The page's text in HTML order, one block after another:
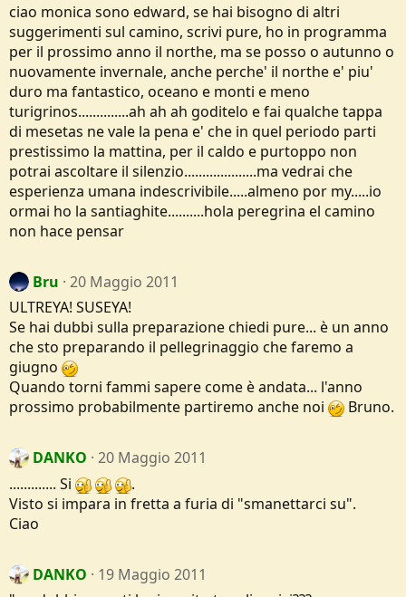
ciao monica sono edward, se hai bisogno di altri
suggerimenti sul camino, scrivi pure, ho in programma
per il prossimo anno il northe, ma se posso o autunno o
nuovamente invernale, anche perche' il northe e' piu'
duro ma fantastico, oceano e monti e meno
turigrinos..............ah ah ah goditelo e fai qualche tappa
di mesetas ne vale la pena e' che in quel periodo parti
prestissimo la mattina, per il caldo e purtoppo non
potrai ascoltare il silenzio....................ma vedrai che
esperienza umana indescrivibile.....almeno por my.....io
ormai ho la santiaghite..........hola peregrina el camino
non hace pensar
Bru
20 Maggio 2011
ULTREYA! SUSEYA!
Se hai dubbi sulla preparazione chiedi pure... è un anno
che sto preparando il pellegrinaggio che faremo a
giugno
Quando torni fammi sapere come è andata... l'anno
prossimo probabilmente partiremo anche noi
Bruno.
DANKO
20 Maggio 2011
............. Si
.
Visto si impara in fretta a furia di "smanettarci su".
Ciao
DANKO
19 Maggio 2011